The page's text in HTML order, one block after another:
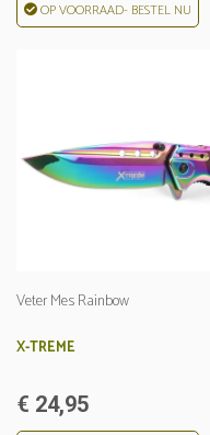
OP VOORRAAD- BESTEL NU
Veter Mes Rainbow
X-TREME
€ 24,95